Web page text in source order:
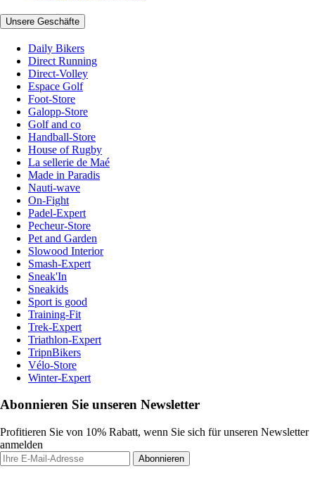
Unsere Geschäfte
Daily Bikers
Direct Running
Direct-Volley
Espace Golf
Foot-Store
Galopp-Store
Golf and co
Handball-Store
House of Rugby
La sellerie de Maé
Made in Paradis
Nauti-wave
On-Fight
Padel-Expert
Pecheur-Store
Pet and Garden
Slowood Interior
Smash-Expert
Sneak'In
Sneakids
Sport is good
Training-Fit
Trek-Expert
Triathlon-Expert
TripnBikers
Vélo-Store
Winter-Expert
Abonnieren Sie unseren Newsletter
Profitieren Sie von 10% Rabatt, wenn Sie sich für unseren Newsletter
anmelden
Abonnieren